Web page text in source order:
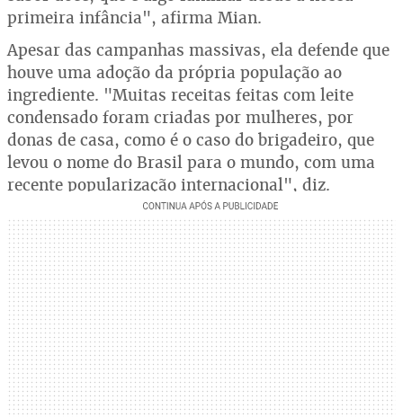
primeira infância", afirma Mian.
Apesar das campanhas massivas, ela defende que
houve uma adoção da própria população ao
ingrediente. "Muitas receitas feitas com leite
condensado foram criadas por mulheres, por
donas de casa, como é o caso do brigadeiro, que
levou o nome do Brasil para o mundo, com uma
recente popularização internacional", diz.